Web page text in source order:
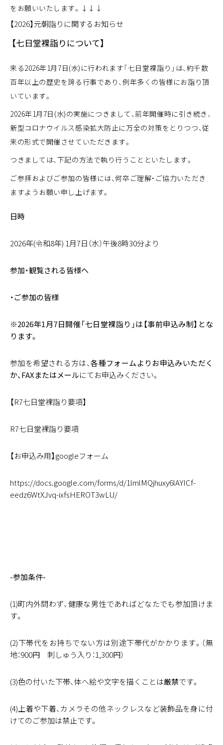
をお願いいたします。↓↓↓
【2026】元朝詣りに関するお知らせ
【七日堂裸詣りについて】
来る2026年1月7日(水)に行われます「七日堂裸詣り」は、約千数
百年以上の歴史を誇る行事であり、例年多くの皆様にお詣り頂
いています。
2026年1月7日(水)の実施につきまして、前年開催時に引き続き、
新型コロナウイルス感染拡大防止に万全の対策をとりつつ、従
来の形式で開催させていただきます。
つきましては、下記の方法で執り行うことといたします。
ご参拝およびご参加の皆様には、何卒ご理解・ご協力いただき
ますようお願い申し上げます。
日時
2026年(令和8年) 1月7日（水）午後8時30分より
参加・観覧される皆様へ
・ご参加の皆様
※2026年1月7日開催「七日堂裸詣り」は【事前申込み制】とな
ります。
参加を希望される方は、各種フォームよりお申込みいただく
か、FAXまたはメールにてお申込みください。
【R7七日堂裸詣り要項】
R7七日堂裸詣り要項
【お申込み用】googleフォーム
https://docs.google.com/forms/d/1lmlMQjhuxy6lAYICf-
eedz6WtXJvq-ixfsHEROT3wLU/
-参加条件-
(1)町内外問わず、健康な男性であればどなたでも参加頂けま
す。
(2)下帯代をお持ちでない方は別途下帯代がかかります。（無
地：900円 刺しゅう入り：1,300円）
(3)色の付いた下帯、体へ絵や文字を描くことは厳禁です。
(4)上着や下着、カメラその他ネックレスなど装飾品を身に付
けてのご参加は禁止です。